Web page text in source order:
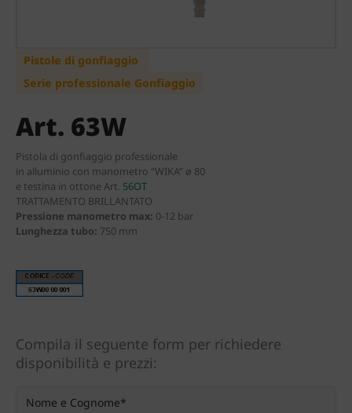
Pistole di gonfiaggio
Serie professionale Gonfiaggio
Art. 63W
Pistola di gonfiaggio professionale
in alluminio con manometro “WIKA” ø 80
e testina in ottone Art. 56OT
TRATTAMENTO BRILLANTATO
Pressione manometro max: 0-12 bar
Lunghezza tubo: 750 mm
Compila il seguente form per richiedere
disponibilità e prezzi: